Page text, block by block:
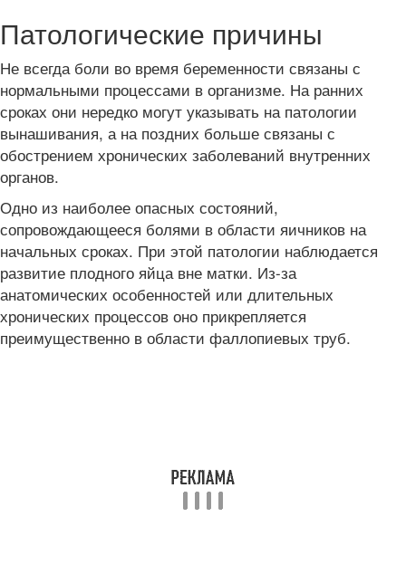
Патологические причины
Не всегда боли во время беременности связаны с
нормальными процессами в организме. На ранних
сроках они нередко могут указывать на патологии
вынашивания, а на поздних больше связаны с
обострением хронических заболеваний внутренних
органов.
Одно из наиболее опасных состояний,
сопровождающееся болями в области яичников на
начальных сроках. При этой патологии наблюдается
развитие плодного яйца вне матки. Из-за
анатомических особенностей или длительных
хронических процессов оно прикрепляется
преимущественно в области фаллопиевых труб.